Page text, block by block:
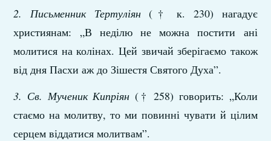
2. Письменник Тертуліян(† к. 230) нагадує
християнам: „В неділю не можна постити ані
молитися на колінах. Цей звичай зберігаємо також
від дня Пасхи аж до Зішестя Святого Духа”.
3. Св. Мученик Кипріян(† 258) говорить: „Коли
стаємо на молитву, то ми повинні чувати й цілим
серцем віддатися молитвам”.